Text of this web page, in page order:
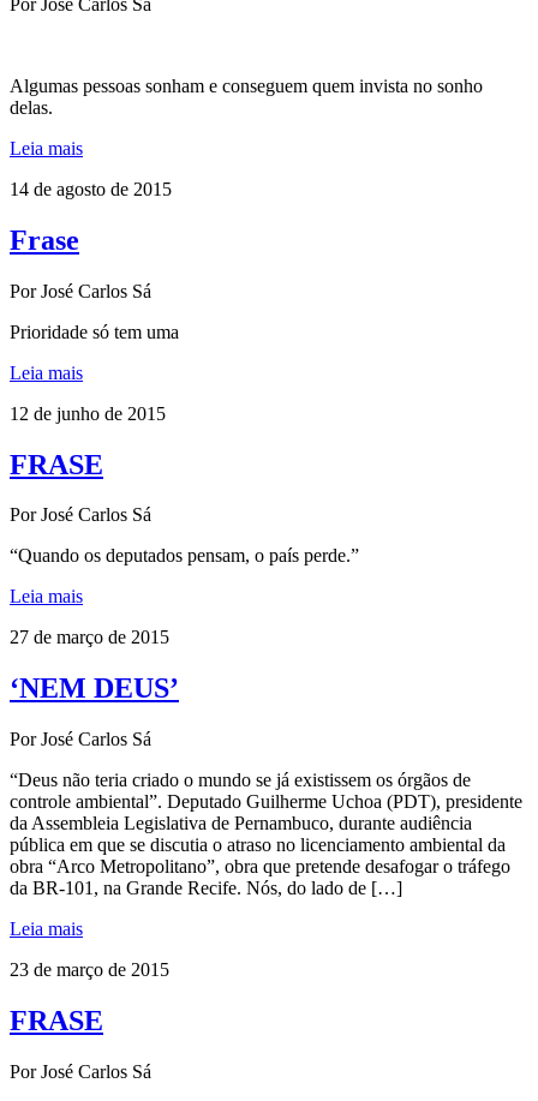
Algumas pessoas sonham e conseguem quem invista no sonho
delas.
Leia mais
14 de agosto de 2015
Frase
Por José Carlos Sá
Prioridade só tem uma
Leia mais
12 de junho de 2015
FRASE
Por José Carlos Sá
“Quando os deputados pensam, o país perde.”
Leia mais
27 de março de 2015
‘NEM DEUS’
Por José Carlos Sá
“Deus não teria criado o mundo se já existissem os órgãos de
controle ambiental”. Deputado Guilherme Uchoa (PDT), presidente
da Assembleia Legislativa de Pernambuco, durante audiência
pública em que se discutia o atraso no licenciamento ambiental da
obra “Arco Metropolitano”, obra que pretende desafogar o tráfego
da BR-101, na Grande Recife. Nós, do lado de […]
Leia mais
23 de março de 2015
FRASE
Por José Carlos Sá